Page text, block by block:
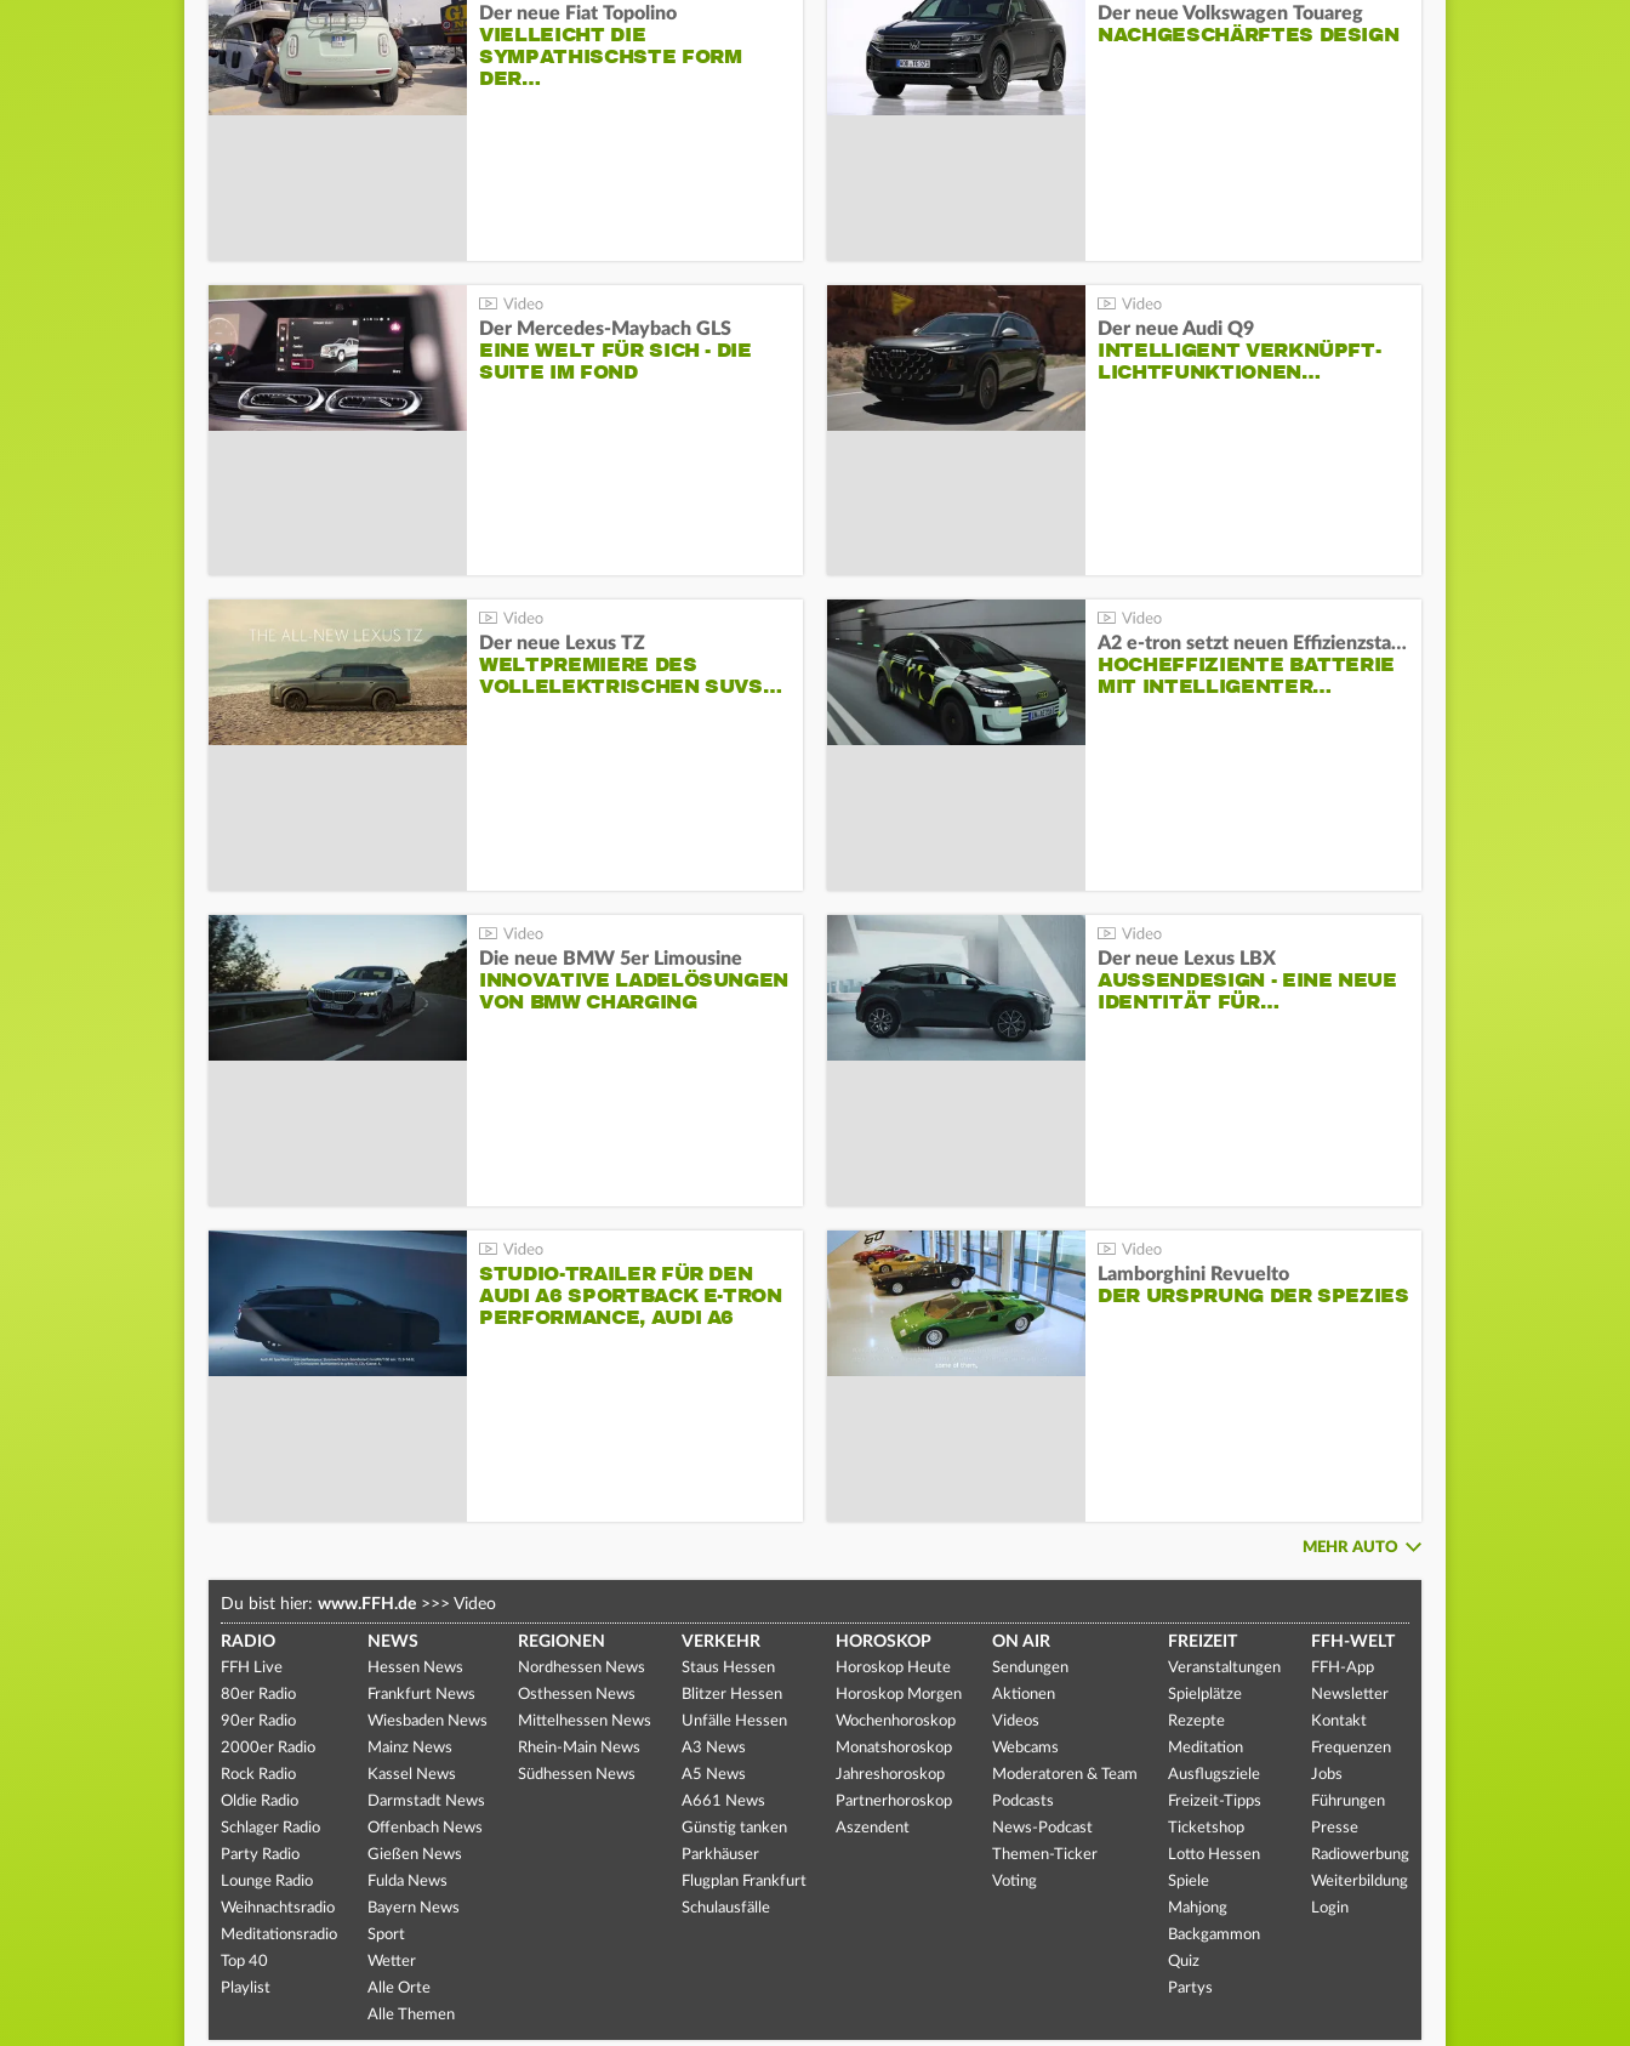
Der neue Fiat Topolino
VIELLEICHT DIE
SYMPATHISCHSTE FORM
DER…
Der neue Volkswagen Touareg
NACHGESCHÄRFTES DESIGN
Der Mercedes‑Maybach GLS
EINE WELT FÜR SICH - DIE
SUITE IM FOND
Der neue Audi Q9
INTELLIGENT VERKNÜPFT-
LICHTFUNKTIONEN…
Der neue Lexus TZ
WELTPREMIERE DES
VOLLELEKTRISCHEN SUVS…
A2 e-tron setzt neuen Effizienzstandard bei Audi
HOCHEFFIZIENTE BATTERIE
MIT INTELLIGENTER…
Die neue BMW 5er Limousine
INNOVATIVE LADELÖSUNGEN
VON BMW CHARGING
Der neue Lexus LBX
AUSSENDESIGN - EINE NEUE I
DENTITÄT FÜR…
STUDIO-TRAILER FÜR DEN
AUDI A6 SPORTBACK E-TRON
PERFORMANCE, AUDI A6
Lamborghini Revuelto
DER URSPRUNG DER SPEZIES
MEHR AUTO
Du bist hier: www.FFH.de >>> Video
RADIO
FFH Live
80er Radio
90er Radio
2000er Radio
Rock Radio
Oldie Radio
Schlager Radio
Party Radio
Lounge Radio
Weihnachtsradio
Meditationsradio
Top 40
Playlist
NEWS
Hessen News
Frankfurt News
Wiesbaden News
Mainz News
Kassel News
Darmstadt News
Offenbach News
Gießen News
Fulda News
Bayern News
Sport
Wetter
Alle Orte
Alle Themen
REGIONEN
Nordhessen News
Osthessen News
Mittelhessen News
Rhein-Main News
Südhessen News
VERKEHR
Staus Hessen
Blitzer Hessen
Unfälle Hessen
A3 News
A5 News
A661 News
Günstig tanken
Parkhäuser
Flugplan Frankfurt
Schulausfälle
HOROSKOP
Horoskop Heute
Horoskop Morgen
Wochenhoroskop
Monatshoroskop
Jahreshoroskop
Partnerhoroskop
Aszendent
ON AIR
Sendungen
Aktionen
Videos
Webcams
Moderatoren & Team
Podcasts
News-Podcast
Themen-Ticker
Voting
FREIZEIT
Veranstaltungen
Spielplätze
Rezepte
Meditation
Ausflugsziele
Freizeit-Tipps
Ticketshop
Lotto Hessen
Spiele
Mahjong
Backgammon
Quiz
Partys
FFH-WELT
FFH-App
Newsletter
Kontakt
Frequenzen
Jobs
Führungen
Presse
Radiowerbung
Weiterbildung
Login